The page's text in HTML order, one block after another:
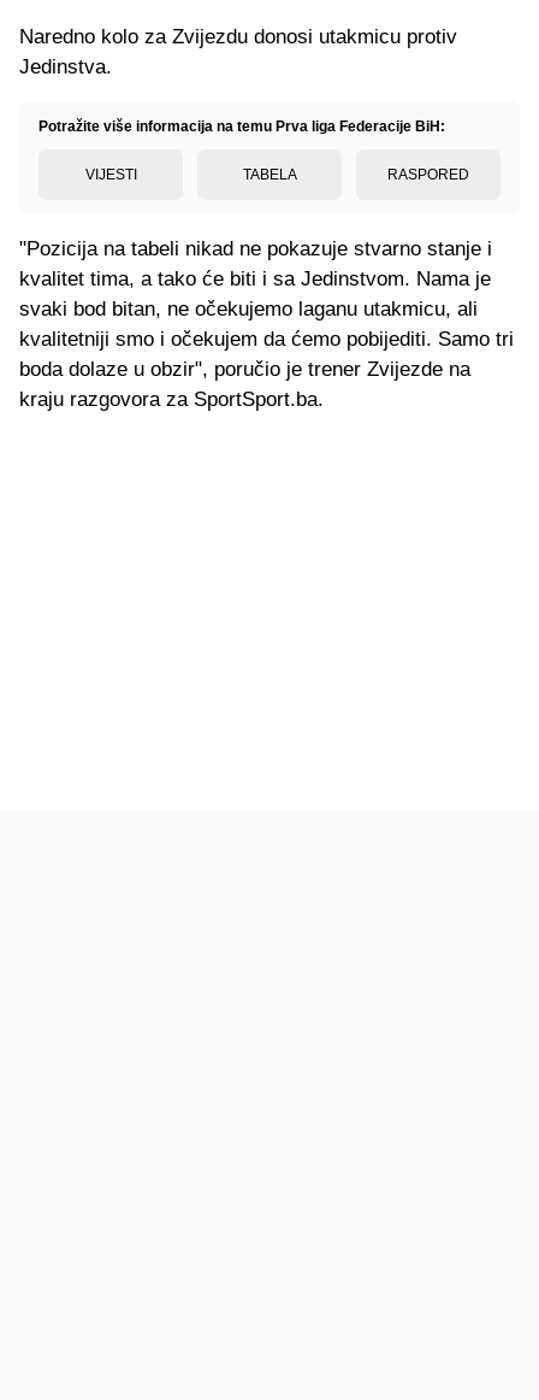
Naredno kolo za Zvijezdu donosi utakmicu protiv
Jedinstva.
Potražite više informacija na temu Prva liga Federacije BiH:
VIJESTI TABELA RASPORED
"Pozicija na tabeli nikad ne pokazuje stvarno stanje i
kvalitet tima, a tako će biti i sa Jedinstvom. Nama je
svaki bod bitan, ne očekujemo laganu utakmicu, ali
kvalitetniji smo i očekujem da ćemo pobijediti. Samo tri
boda dolaze u obzir", poručio je trener Zvijezde na
kraju razgovora za SportSport.ba.